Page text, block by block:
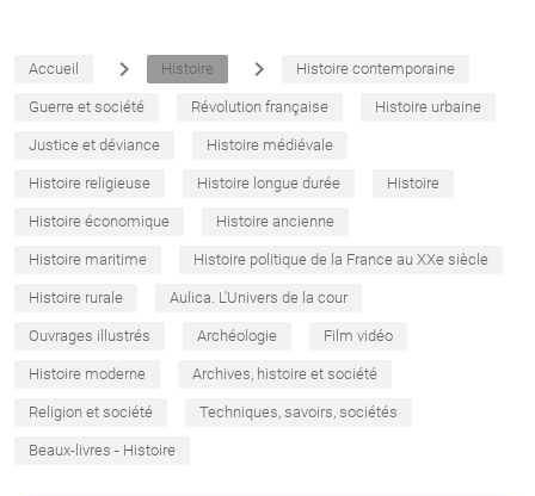
Accueil navigate_next Histoire navigate_next Histoire contemporaine
Guerre et société Révolution française Histoire urbaine
Justice et déviance Histoire médiévale
Histoire religieuse Histoire longue durée Histoire
Histoire économique Histoire ancienne
Histoire maritime Histoire politique de la France au XXe siècle
Histoire rurale Aulica. L'Univers de la cour
Ouvrages illustrés Archéologie Film vidéo
Histoire moderne Archives, histoire et société
Religion et société Techniques, savoirs, sociétés
Beaux-livres - Histoire